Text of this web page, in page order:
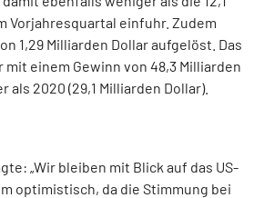
Vorjahresquartal einfuhr. Zudem
1,29 Milliarden Dollar aufgelöst. Das
mit einem Gewinn von 48,3 Milliarden
als 2020 (29,1 Milliarden Dollar).
„Wir bleiben mit Blick auf das US-
optimistisch, da die Stimmung bei